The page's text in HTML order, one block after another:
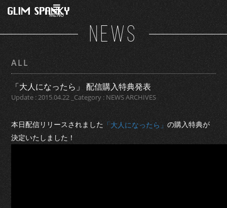
MENU
NEWS
ALL
「大人になったら」 配信購入特典発表
Update : 2015.04.22 _Category : NEWS ARCHIVES
本日配信リリースされました 「大人になったら」の購入特典が
決定いたしました！